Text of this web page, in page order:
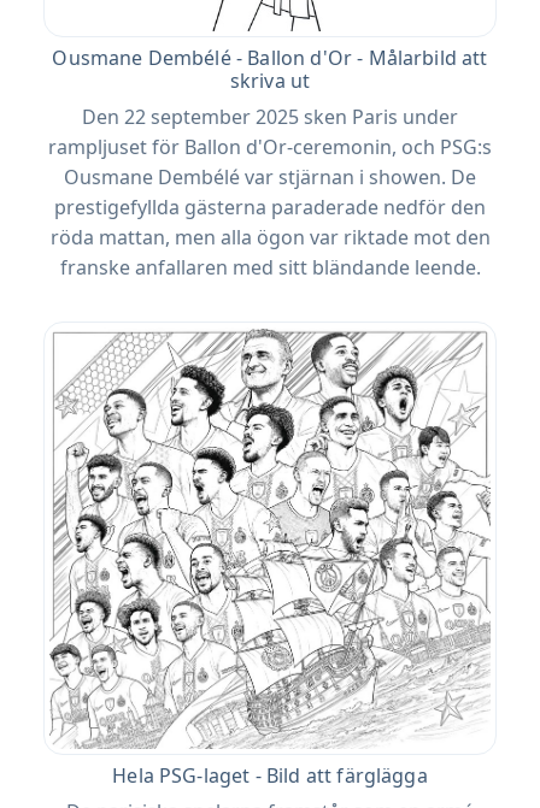
Ousmane Dembélé - Ballon d'Or - Målarbild att
skriva ut
Den 22 september 2025 sken Paris under
rampljuset för Ballon d'Or-ceremonin, och PSG:s
Ousmane Dembélé var stjärnan i showen. De
prestigefyllda gästerna paraderade nedför den
röda mattan, men alla ögon var riktade mot den
franske anfallaren med sitt bländande leende.
Hela PSG-laget - Bild att färglägga